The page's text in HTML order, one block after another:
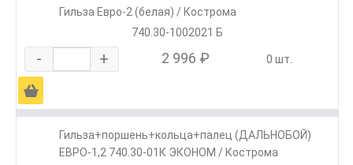
Гильза Евро-2 (белая) / Кострома
740.30-1002021 Б
- + 2 996 ₽ 0 шт.
Ä
Гильза+поршень+кольца+палец (ДАЛЬНОБОЙ)
ЕВРО-1,2 740.30-01К ЭКОНОМ / Кострома